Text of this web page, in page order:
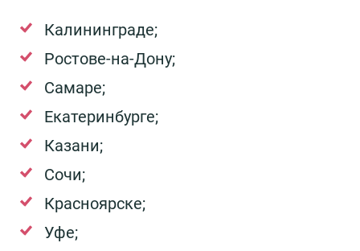
Калининграде;
Ростове-на-Дону;
Самаре;
Екатеринбурге;
Казани;
Сочи;
Красноярске;
Уфе;